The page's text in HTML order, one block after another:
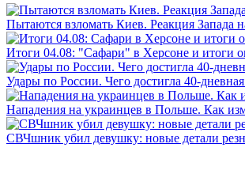
Пытаются взломать Киев. Реакция Запада
Итоги 04.08: "Сафари" в Херсоне и итоги
Удары по России. Чего достигла 40-
Нападения на украинцев в Польше. Как
СВЧшник убил девушку: новые детали